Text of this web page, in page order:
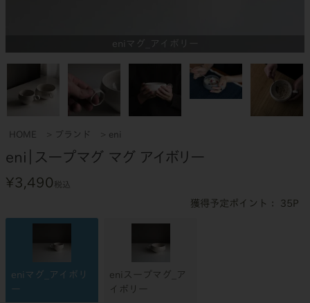
eniマグ_アイボリー
HOME ブランド eni
eni｜スープマグ マグ アイボリー
¥3,490 税込
35
eniマグ_アイボリ
ー
eniスープマグ_ア
イボリー